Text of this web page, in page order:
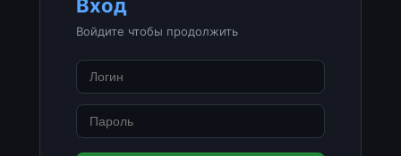
Вход
Войдите чтобы продолжить